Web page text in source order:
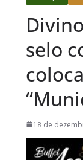
selo
18 de